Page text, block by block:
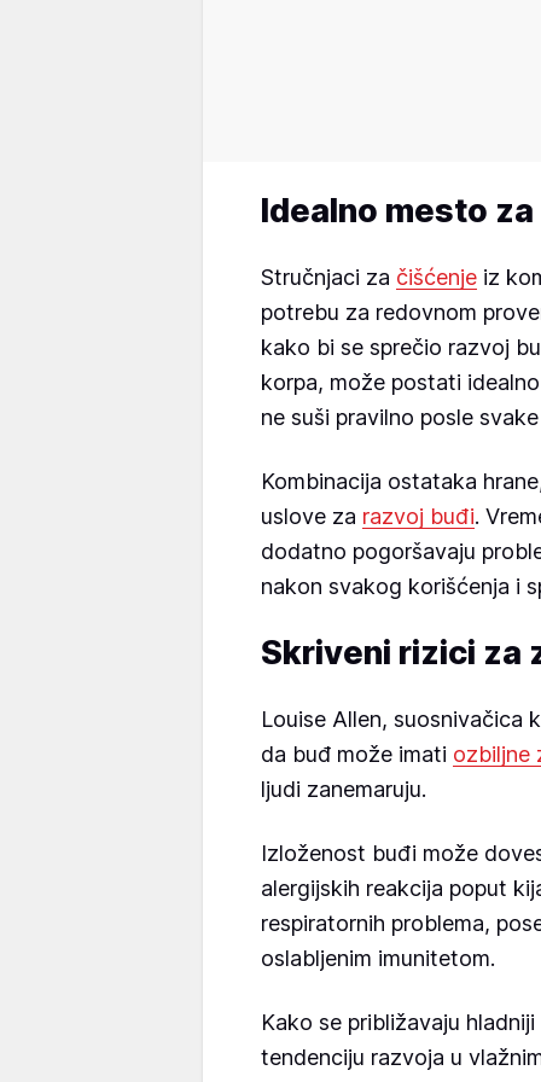
Idealno mesto
Stručnjaci za čišćenje iz
potrebu za redovnom
kako bi se sprečio razvoj
korpa, može postati
ne suši pravilno posle
Kombinacija ostataka
uslove za razvoj buđi.
dodatno pogoršavaju
nakon svakog korišćenja i
Skriveni rizici za
Louise Allen, suosnivačica
da buđ može imati ozbiljne
ljudi zanemaruju.
Izloženost buđi može
alergijskih reakcija poput
respiratornih problema,
oslabljenim imunitetom.
Kako se približavaju
tendenciju razvoja u